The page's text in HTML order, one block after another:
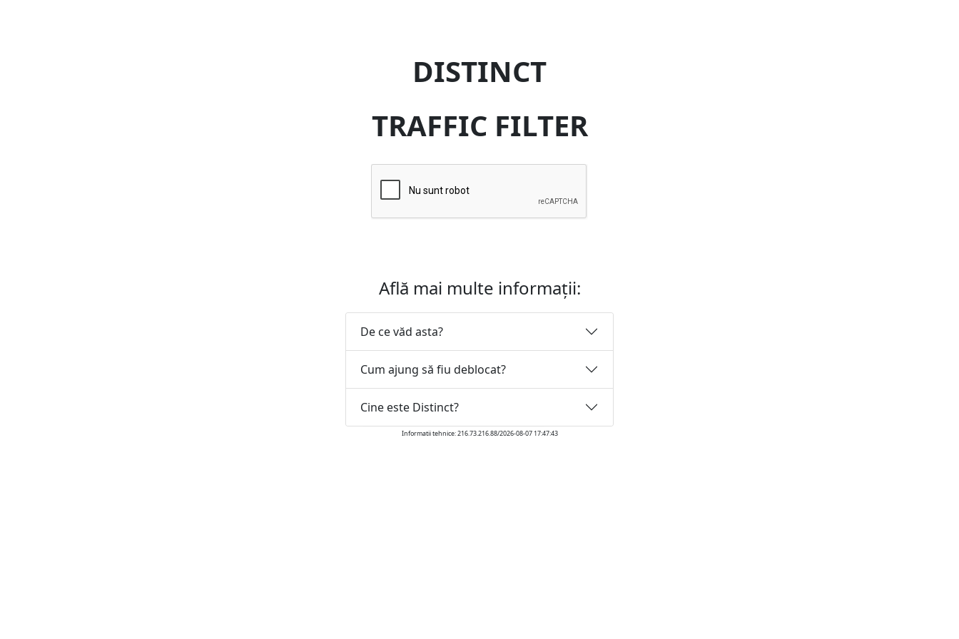
DISTINCT
TRAFFIC FILTER
Află mai multe informații:
De ce văd asta?
Cum ajung să fiu deblocat?
Cine este Distinct?
Informatii tehnice: 216.73.216.88/2026-08-07 17:47:43